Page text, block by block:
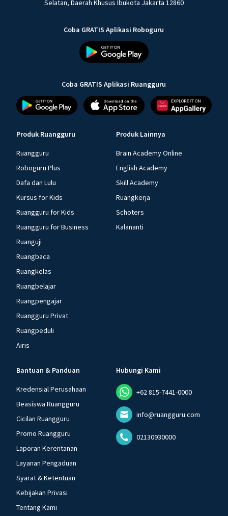
Selatan, Daerah Khusus Ibukota Jakarta 12860
Coba GRATIS Aplikasi Roboguru
Coba GRATIS Aplikasi Ruangguru
Produk Ruangguru
Ruangguru
Roboguru Plus
Dafa dan Lulu
Kursus for Kids
Ruangguru for Kids
Ruangguru for Business
Ruanguji
Ruangbaca
Ruangkelas
Ruangbelajar
Ruangpengajar
Ruangguru Privat
Ruangpeduli
Airis
Produk Lainnya
Brain Academy Online
English Academy
Skill Academy
Ruangkerja
Schoters
Kalananti
Bantuan & Panduan
Kredensial Perusahaan
Beasiswa Ruangguru
Cicilan Ruangguru
Promo Ruangguru
Laporan Kerentanan
Layanan Pengaduan
Syarat & Ketentuan
Kebijakan Privasi
Tentang Kami
Hubungi Kami
+62 815-7441-0000
info@ruangguru.com
02130930000